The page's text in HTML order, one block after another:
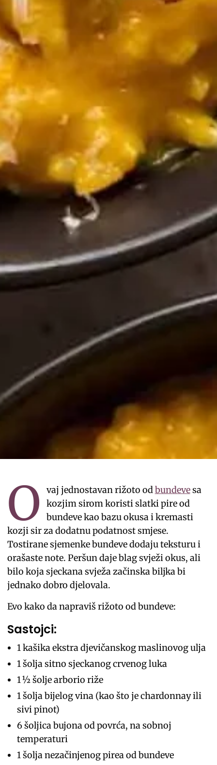
O vaj jednostavan rižoto odbundevesa
kozjim sirom koristi slatki pire od
bundeve kao bazu okusa i kremasti
kozji sir za dodatnu podatnost smjese.
Tostirane sjemenke bundeve dodaju teksturu i
orašaste note. Peršun daje blag svježi okus, ali
bilo koja sjeckana svježa začinska biljka bi
jednako dobro djelovala.
Evo kako da napraviš rižoto od bundeve:
Sastojci:
1 kašika ekstra djevičanskog maslinovog ulja
1 šolja sitno sjeckanog crvenog luka
1 ½ šolje arborio riže
1 šolja bijelog vina (kao što je chardonnay ili
sivi pinot)
6 šoljica bujona od povrća, na sobnoj
temperaturi
1 šolja nezačinjenog pirea od bundeve